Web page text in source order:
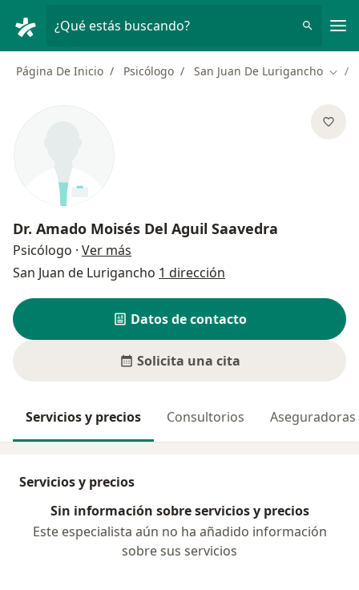
¿Qué estás buscando?
Página De Inicio Psicólogo San Juan De Lurigancho
Dr. Amado Moisés Del Aguil Saavedra
Psicólogo · Ver más
San Juan de Lurigancho 1 dirección
Datos de contacto
Solicita una cita
Servicios y precios Consultorios Aseguradoras
Servicios y precios
Sin información sobre servicios y precios
Este especialista aún no ha añadido información
sobre sus servicios